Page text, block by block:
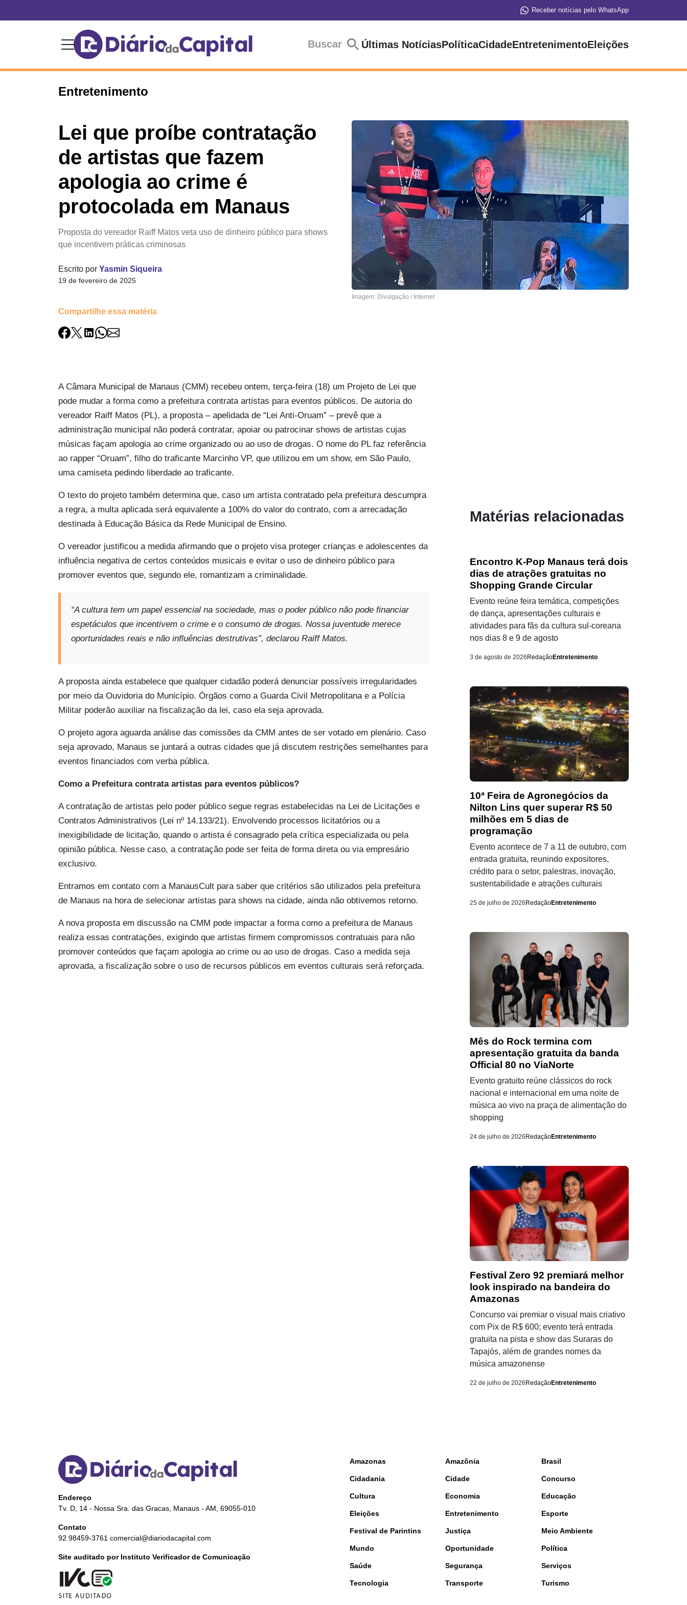
Receber notícias pelo WhatsApp
Buscar Últimas NotíciasPolíticaCidadeEntretenimentoEleições
Entretenimento
Lei que proíbe contratação
de artistas que fazem
apologia ao crime é
protocolada em Manaus
Proposta do vereador Raiff Matos veta uso de dinheiro público para shows
que incentivem práticas criminosas
Escrito por Yasmin Siqueira
19 de fevereiro de 2025
Compartilhe essa matéria
Imagem: Divulgação / Internet
A Câmara Municipal de Manaus (CMM) recebeu ontem, terça-feira (18) um Projeto de Lei que
pode mudar a forma como a prefeitura contrata artistas para eventos públicos. De autoria do
vereador Raiff Matos (PL), a proposta – apelidada de “Lei Anti-Oruam” – prevê que a
administração municipal não poderá contratar, apoiar ou patrocinar shows de artistas cujas
músicas façam apologia ao crime organizado ou ao uso de drogas. O nome do PL faz referência
ao rapper “Oruam”, filho do traficante Marcinho VP, que utilizou em um show, em São Paulo,
uma camiseta pedindo liberdade ao traficante.
O texto do projeto também determina que, caso um artista contratado pela prefeitura descumpra
a regra, a multa aplicada será equivalente a 100% do valor do contrato, com a arrecadação
destinada à Educação Básica da Rede Municipal de Ensino.
O vereador justificou a medida afirmando que o projeto visa proteger crianças e adolescentes da
influência negativa de certos conteúdos musicais e evitar o uso de dinheiro público para
promover eventos que, segundo ele, romantizam a criminalidade.
“A cultura tem um papel essencial na sociedade, mas o poder público não pode financiar
espetáculos que incentivem o crime e o consumo de drogas. Nossa juventude merece
oportunidades reais e não influências destrutivas”, declarou Raiff Matos.
A proposta ainda estabelece que qualquer cidadão poderá denunciar possíveis irregularidades
por meio da Ouvidoria do Município. Órgãos como a Guarda Civil Metropolitana e a Polícia
Militar poderão auxiliar na fiscalização da lei, caso ela seja aprovada.
O projeto agora aguarda análise das comissões da CMM antes de ser votado em plenário. Caso
seja aprovado, Manaus se juntará a outras cidades que já discutem restrições semelhantes para
eventos financiados com verba pública.
Como a Prefeitura contrata artistas para eventos públicos?
A contratação de artistas pelo poder público segue regras estabelecidas na Lei de Licitações e
Contratos Administrativos (Lei nº 14.133/21). Envolvendo processos licitatórios ou a
inexigibilidade de licitação, quando o artista é consagrado pela crítica especializada ou pela
opinião pública. Nesse caso, a contratação pode ser feita de forma direta ou via empresário
exclusivo.
Entramos em contato com a ManausCult para saber que critérios são utilizados pela prefeitura
de Manaus na hora de selecionar artistas para shows na cidade, ainda não obtivemos retorno.
A nova proposta em discussão na CMM pode impactar a forma como a prefeitura de Manaus
realiza essas contratações, exigindo que artistas firmem compromissos contratuais para não
promover conteúdos que façam apologia ao crime ou ao uso de drogas. Caso a medida seja
aprovada, a fiscalização sobre o uso de recursos públicos em eventos culturais será reforçada.
Matérias relacionadas
Encontro K-Pop Manaus terá dois
dias de atrações gratuitas no
Shopping Grande Circular
Evento reúne feira temática, competições
de dança, apresentações culturais e
atividades para fãs da cultura sul-coreana
nos dias 8 e 9 de agosto
3 de agosto de 2026 RedaçãoEntretenimento
10ª Feira de Agronegócios da
Nilton Lins quer superar R$ 50
milhões em 5 dias de
programação
Evento acontece de 7 a 11 de outubro, com
entrada gratuita, reunindo expositores,
crédito para o setor, palestras, inovação,
sustentabilidade e atrações culturais
25 de julho de 2026 RedaçãoEntretenimento
Mês do Rock termina com
apresentação gratuita da banda
Official 80 no ViaNorte
Evento gratuito reúne clássicos do rock
nacional e internacional em uma noite de
música ao vivo na praça de alimentação do
shopping
24 de julho de 2026 RedaçãoEntretenimento
Festival Zero 92 premiará melhor
look inspirado na bandeira do
Amazonas
Concurso vai premiar o visual mais criativo
com Pix de R$ 600; evento terá entrada
gratuita na pista e show das Suraras do
Tapajós, além de grandes nomes da
música amazonense
22 de julho de 2026 RedaçãoEntretenimento
Endereço
Tv. D, 14 - Nossa Sra. das Gracas, Manaus - AM, 69055-010
Contato
92 98459-3761 comercial@diariodacapital.com
Site auditado por Instituto Verificador de Comunicação
Amazonas Amazônia Brasil
Cidadania Cidade Concurso
Cultura Economia Educação
Eleições Entretenimento Esporte
Festival de Parintins Justiça Meio Ambiente
Mundo Oportunidade Política
Saúde Segurança Serviços
Tecnologia Transporte Turismo